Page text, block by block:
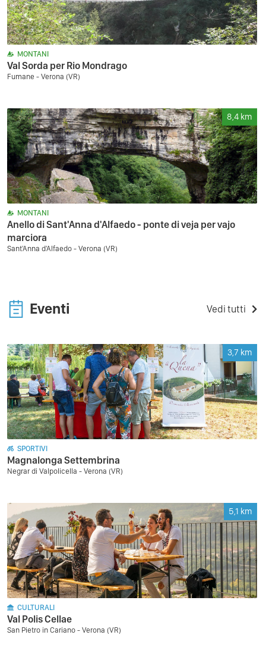
MONTANI
Val Sorda per Rio Mondrago
Fumane - Verona (VR)
8,4 km
MONTANI
Anello di Sant'Anna d'Alfaedo - ponte di veja per vajo
marciora
Sant'Anna d'Alfaedo - Verona (VR)
Eventi Vedi tutti
3,7 km
SPORTIVI
Magnalonga Settembrina
Negrar di Valpolicella - Verona (VR)
5,1 km
CULTURALI
Val Polis Cellae
San Pietro in Cariano - Verona (VR)